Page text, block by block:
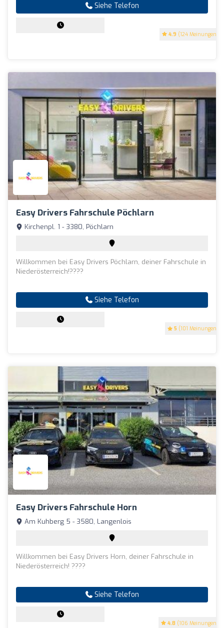
4.9 (124 Meinungen)
Siehe Telefon
Easy Drivers Fahrschule Pöchlarn
5 (101 Meinungen)
Kirchenpl. 1 - 3380, Pöchlarn
Willkommen bei Easy Drivers Pöchlarn, deiner Fahrschule in
Niederösterreich!????
Siehe Telefon
Easy Drivers Fahrschule Horn
4.8 (106 Meinungen)
Am Kuhberg 5 - 3580, Langenlois
Willkommen bei Easy Drivers Horn, deiner Fahrschule in
Niederösterreich! ????
Siehe Telefon